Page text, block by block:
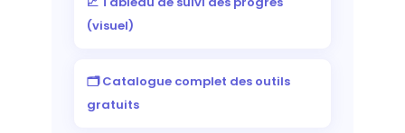
(visuel)
🗂️ Catalogue complet des outils
gratuits